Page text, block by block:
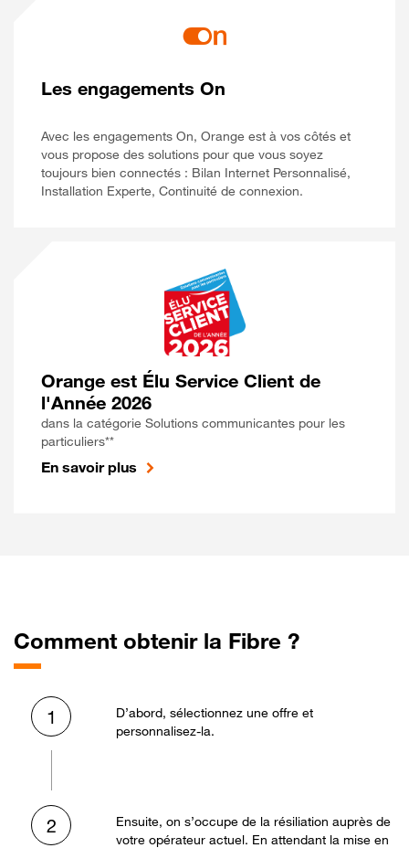
Les engagements On
Avec les engagements On, Orange est à vos côtés et
vous propose des solutions pour que vous soyez
toujours bien connectés : Bilan Internet Personnalisé,
Installation Experte, Continuité de connexion.
Orange est Élu Service Client de
l'Année 2026
dans la catégorie Solutions communicantes pour les
particuliers**
En savoir plus
Comment obtenir la Fibre ?
1
D’abord, sélectionnez une offre et
personnalisez-la.
2
Ensuite, on s’occupe de la résiliation auprès de
votre opérateur actuel. En attendant la mise en